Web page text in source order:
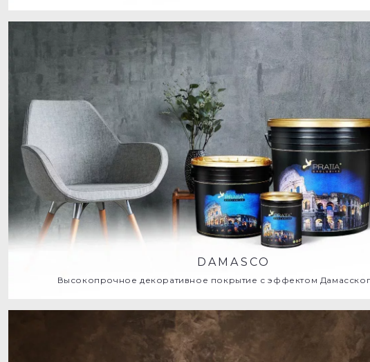
DAMASCO
Высокопрочное декоративное покрытие с эффектом